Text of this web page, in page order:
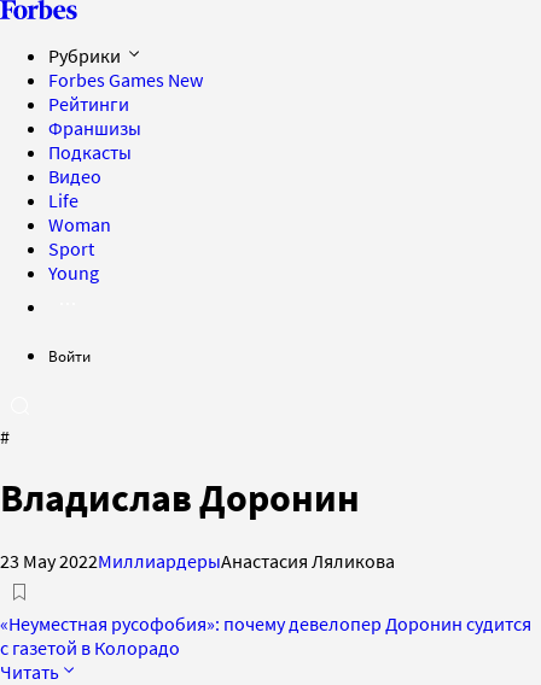
Рубрики
Forbes Games New
Рейтинги
Франшизы
Подкасты
Видео
Life
Woman
Sport
Young
Войти
#
Владислав Доронин
23 May 2022МиллиардерыАнастасия Ляликова
«Неуместная русофобия»: почему девелопер Доронин судится
c газетой в Колорадо
Читать